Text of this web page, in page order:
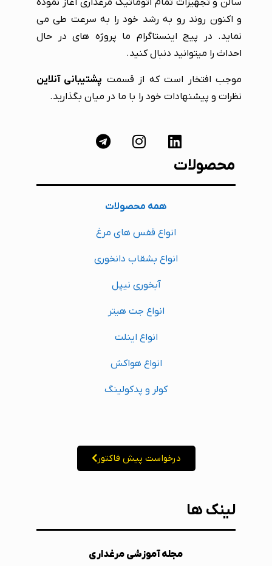
و اکنون روند رو به رشد خود را به سرعت طی می
نماید. در پیج اینستاگرام ما پروژه های در حال
احداث را میتوانید دنبال کنید.
موجب افتخار است که از قسمت پشتیبانی آنلاین
نظرات و پیشنهادات خود را با ما در میان بگذارید.
محصولات
همه محصولات
انواع قفس های مرغ
انواع بشقاب دانخوری
آبخوری نیپل
انواع جت هیتر
انواع اینلت
انواع هواکش
کولر و پدکولینگ
درخواست پیش فاکتور
لینک ها
مجله آموزشی مرغداری